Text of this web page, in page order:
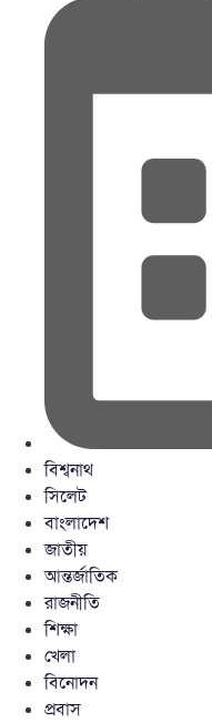
বিশ্বনাথ
সিলেট
বাংলাদেশ
জাতীয়
আন্তর্জাতিক
রাজনীতি
শিক্ষা
খেলা
বিনোদন
প্রবাস